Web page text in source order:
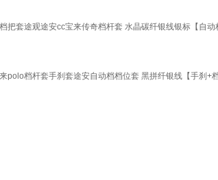
把套途观途安cc宝来传奇档杆套 水晶碳纤银线银标【自动
polo档杆套手刹套途安自动档档位套 黑拼纤银线【手刹+档